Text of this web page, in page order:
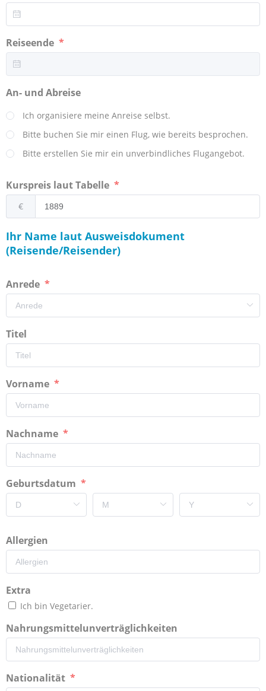
Reiseende
An- und Abreise
Ich organisiere meine Anreise selbst.
Bitte buchen Sie mir einen Flug, wie bereits besprochen.
Bitte erstellen Sie mir ein unverbindliches Flugangebot.
Kurspreis laut Tabelle
€
Ihr Name laut Ausweisdokument
(Reisende/Reisender)
Anrede
Titel
Vorname
Nachname
Geburtsdatum
Allergien
Extra
Ich bin Vegetarier.
Nahrungsmittelunverträglichkeiten
Nationalität